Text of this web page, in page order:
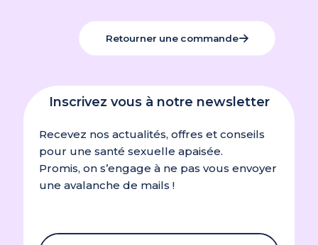
Retourner une commande
Inscrivez vous à notre newsletter
Recevez nos actualités, offres et conseils
pour une santé sexuelle apaisée.
Promis, on s’engage à ne pas vous envoyer
une avalanche de mails !